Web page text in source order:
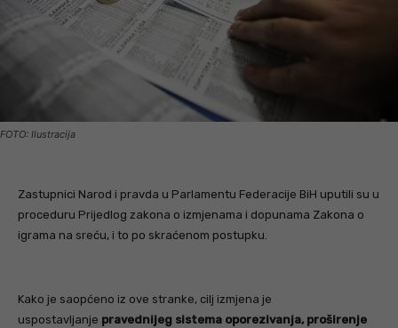
FOTO: Ilustracija
Zastupnici Narod i pravda u Parlamentu Federacije BiH uputili su u
proceduru Prijedlog zakona o izmjenama i dopunama Zakona o
igrama na sreću, i to po skraćenom postupku.
Kako je saopćeno iz ove stranke, cilj izmjena je
uspostavljanje pravednijeg sistema oporezivanja, proširenje